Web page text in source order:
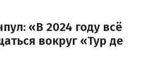
«В 2024 году всё
вокруг «Тур де